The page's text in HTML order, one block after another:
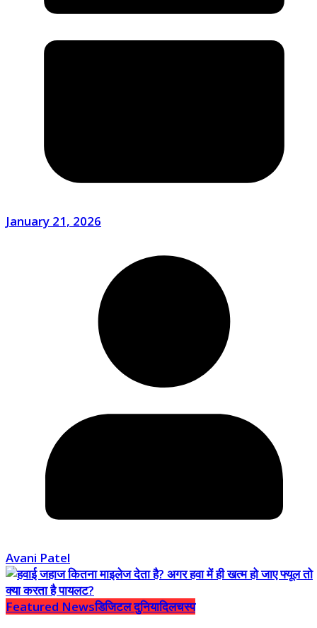
January 21, 2026
Avani Patel
Featured Newsडिजिटल दुनियादिलचस्प